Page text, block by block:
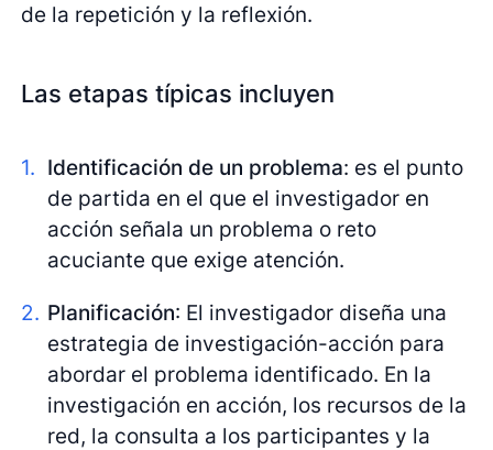
de la repetición y la reflexión.
Las etapas típicas incluyen
Identificación de un problema: es el punto
de partida en el que el investigador en
acción señala un problema o reto
acuciante que exige atención.
Planificación: El investigador diseña una
estrategia de investigación-acción para
abordar el problema identificado. En la
investigación en acción, los recursos de la
red, la consulta a los participantes y la